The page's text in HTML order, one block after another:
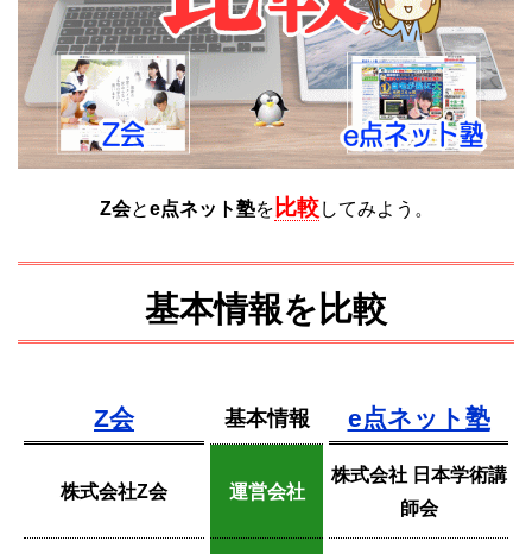
Z会とe点ネット塾を 比較してみよう。
基本情報を比較
Z会 基本情報 e点ネット塾
株式会社Z会 運営会社
株式会社 日本学術講
師会